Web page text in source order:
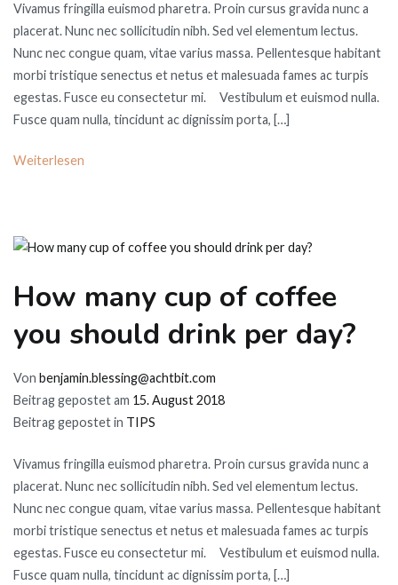
Vivamus fringilla euismod pharetra. Proin cursus gravida nunc a
placerat. Nunc nec sollicitudin nibh. Sed vel elementum lectus.
Nunc nec congue quam, vitae varius massa. Pellentesque habitant
morbi tristique senectus et netus et malesuada fames ac turpis
egestas. Fusce eu consectetur mi. Vestibulum et euismod nulla.
Fusce quam nulla, tincidunt ac dignissim porta, […]
Weiterlesen
How many cup of coffee
you should drink per day?
Von benjamin.blessing@achtbit.com
Beitrag gepostet am 15. August 2018
Beitrag gepostet in TIPS
Vivamus fringilla euismod pharetra. Proin cursus gravida nunc a
placerat. Nunc nec sollicitudin nibh. Sed vel elementum lectus.
Nunc nec congue quam, vitae varius massa. Pellentesque habitant
morbi tristique senectus et netus et malesuada fames ac turpis
egestas. Fusce eu consectetur mi. Vestibulum et euismod nulla.
Fusce quam nulla, tincidunt ac dignissim porta, […]